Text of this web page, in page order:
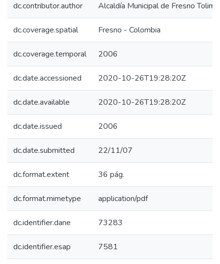
dc.contributor.author Alcaldía Municipal de Fresno Tolima
dc.coverage.spatial Fresno - Colombia
dc.coverage.temporal 2006
dc.date.accessioned 2020-10-26T19:28:20Z
dc.date.available 2020-10-26T19:28:20Z
dc.date.issued 2006
dc.date.submitted 22/11/07
dc.format.extent 36 pág.
dc.format.mimetype application/pdf
dc.identifier.dane 73283
dc.identifier.esap 7581